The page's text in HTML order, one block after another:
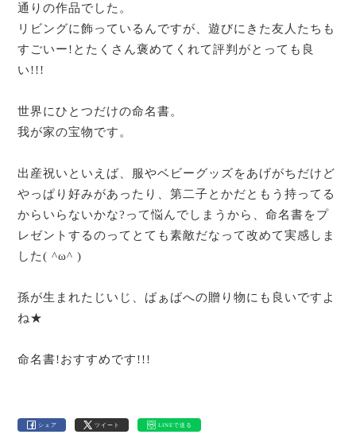
通りの作品でした。
リビングに飾っているんですが、遊びにきた友人たちも
すごいー!とたくさん褒めてくれて評判がとっても良
い!!!
世界にひとつだけの命名書。
我が家の宝物です。
出産祝いといえば、服やベビーグッズをあげがちだけど
やっぱり好みがあったり、第二子とかだともう持ってる
からいらないかな?って悩んでしまうから、命名書をプ
レゼントするのってとても素敵だなって改めて実感しま
した( ^ω^ )
孫が生まれたじいじ、ばぁばへの贈り物にも良いですよ
ね★
命名書!おすすめです!!!
シェア ツイート LINEで送る